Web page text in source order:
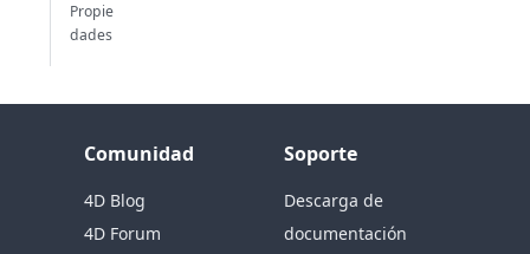
Propie
dades
Comunidad
4D Blog
4D Forum
Soporte
Descarga de
documentación